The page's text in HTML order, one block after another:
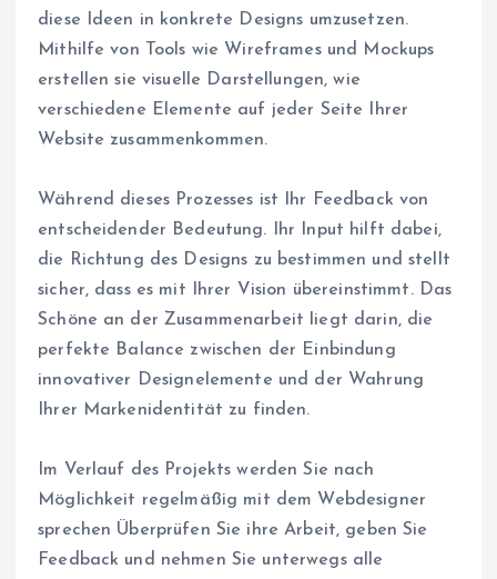
diese Ideen in konkrete Designs umzusetzen.
Mithilfe von Tools wie Wireframes und Mockups
erstellen sie visuelle Darstellungen, wie
verschiedene Elemente auf jeder Seite Ihrer
Website zusammenkommen.
Während dieses Prozesses ist Ihr Feedback von
entscheidender Bedeutung. Ihr Input hilft dabei,
die Richtung des Designs zu bestimmen und stellt
sicher, dass es mit Ihrer Vision übereinstimmt. Das
Schöne an der Zusammenarbeit liegt darin, die
perfekte Balance zwischen der Einbindung
innovativer Designelemente und der Wahrung
Ihrer Markenidentität zu finden.
Im Verlauf des Projekts werden Sie nach
Möglichkeit regelmäßig mit dem Webdesigner
sprechen Überprüfen Sie ihre Arbeit, geben Sie
Feedback und nehmen Sie unterwegs alle